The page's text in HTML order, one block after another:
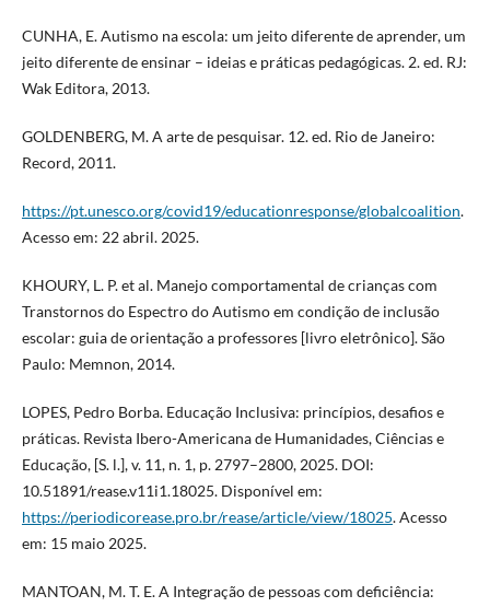
CUNHA, E. Autismo na escola: um jeito diferente de aprender, um
jeito diferente de ensinar – ideias e práticas pedagógicas. 2. ed. RJ:
Wak Editora, 2013.
GOLDENBERG, M. A arte de pesquisar. 12. ed. Rio de Janeiro:
Record, 2011.
https://pt.unesco.org/covid19/educationresponse/globalcoalition.
Acesso em: 22 abril. 2025.
KHOURY, L. P. et al. Manejo comportamental de crianças com
Transtornos do Espectro do Autismo em condição de inclusão
escolar: guia de orientação a professores [livro eletrônico]. São
Paulo: Memnon, 2014.
LOPES, Pedro Borba. Educação Inclusiva: princípios, desafios e
práticas. Revista Ibero-Americana de Humanidades, Ciências e
Educação, [S. l.], v. 11, n. 1, p. 2797–2800, 2025. DOI:
10.51891/rease.v11i1.18025. Disponível em:
https://periodicorease.pro.br/rease/article/view/18025. Acesso
em: 15 maio 2025.
MANTOAN, M. T. E. A Integração de pessoas com deficiência: